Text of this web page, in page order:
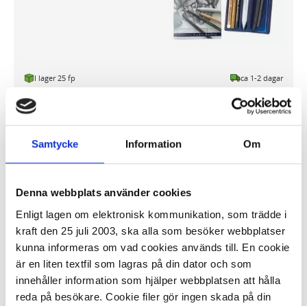
Samtycke Information Om
Denna webbplats använder cookies
Enligt lagen om elektronisk kommunikation, som trädde i
kraft den 25 juli 2003, ska alla som besöker webbplatser
kunna informeras om vad cookies används till. En cookie
är en liten textfil som lagras på din dator och som
innehåller information som hjälper webbplatsen att hålla
reda på besökare. Cookie filer gör ingen skada på din
I lager 25 fp ca 1-2 dagar
-
70,18 kr/fp